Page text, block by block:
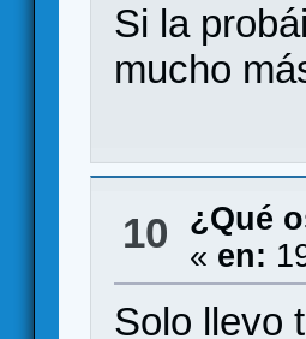
Si la
mucho
10 ¿Qué
« en:
Solo llevo